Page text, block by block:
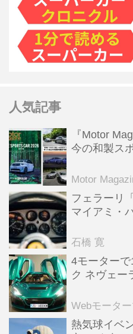
人気記事
『Motor
今の和製ス
Motor
フェラーリ
マイアミ・
石橋 寛
4モーター
ク ネヴェー
全版／115】
Webモータ
熱気球イベ